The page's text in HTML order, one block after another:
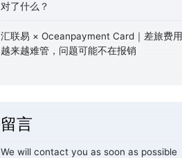
对了什么？
汇联易 × Oceanpayment Card｜差旅费用
越来越难管，问题可能不在报销
留言
We will contact you as soon as possible